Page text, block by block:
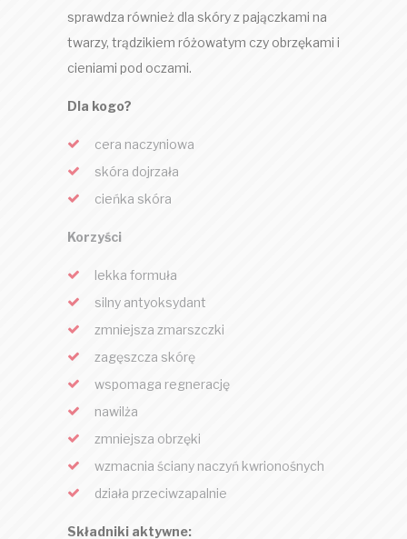
sprawdza również dla skóry z pajączkami na
twarzy, trądzikiem różowatym czy obrzękami i
cieniami pod oczami.
Dla kogo?
cera naczyniowa
skóra dojrzała
cieńka skóra
Korzyści
lekka formuła
silny antyoksydant
zmniejsza zmarszczki
zagęszcza skórę
wspomaga regnerację
nawilża
zmniejsza obrzęki
wzmacnia ściany naczyń kwrionośnych
działa przeciwzapalnie
Składniki aktywne: